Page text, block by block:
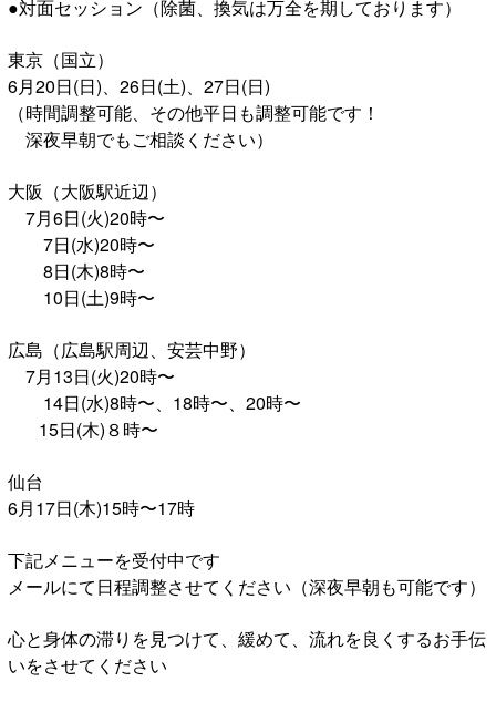
●対面セッション（除菌、換気は万全を期しております）
東京（国立）
6月20日(日)、26日(土)、27日(日)
（時間調整可能、その他平日も調整可能です！
深夜早朝でもご相談ください）
大阪（大阪駅近辺）
7月6日(火)20時〜
7日(水)20時〜
8日(木)8時〜
10日(土)9時〜
広島（広島駅周辺、安芸中野）
7月13日(火)20時〜
14日(水)8時〜、18時〜、20時〜
15日(木)８時〜
仙台
6月17日(木)15時〜17時
下記メニューを受付中です
メールにて日程調整させてください（深夜早朝も可能です）
心と身体の滞りを見つけて、緩めて、流れを良くするお手伝
いをさせてください